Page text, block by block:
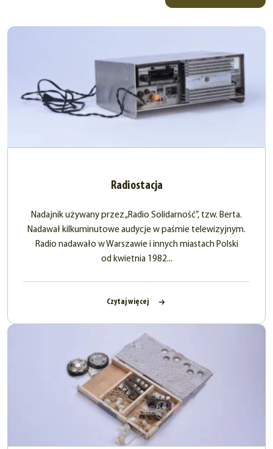
Radiostacja
Nadajnik używany przez „Radio Solidarność”, tzw. Berta.
Nadawał kilkuminutowe audycje w paśmie telewizyjnym.
Radio nadawało w Warszawie i innych miastach Polski
od kwietnia 1982...
Czytaj więcej